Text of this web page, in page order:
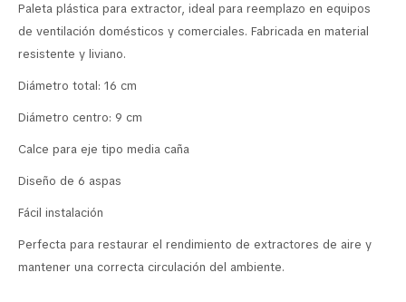
Paleta plástica para extractor, ideal para reemplazo en equipos
de ventilación domésticos y comerciales. Fabricada en material
resistente y liviano.
Diámetro total: 16 cm
Diámetro centro: 9 cm
Calce para eje tipo media caña
Diseño de 6 aspas
Fácil instalación
Perfecta para restaurar el rendimiento de extractores de aire y
mantener una correcta circulación del ambiente.